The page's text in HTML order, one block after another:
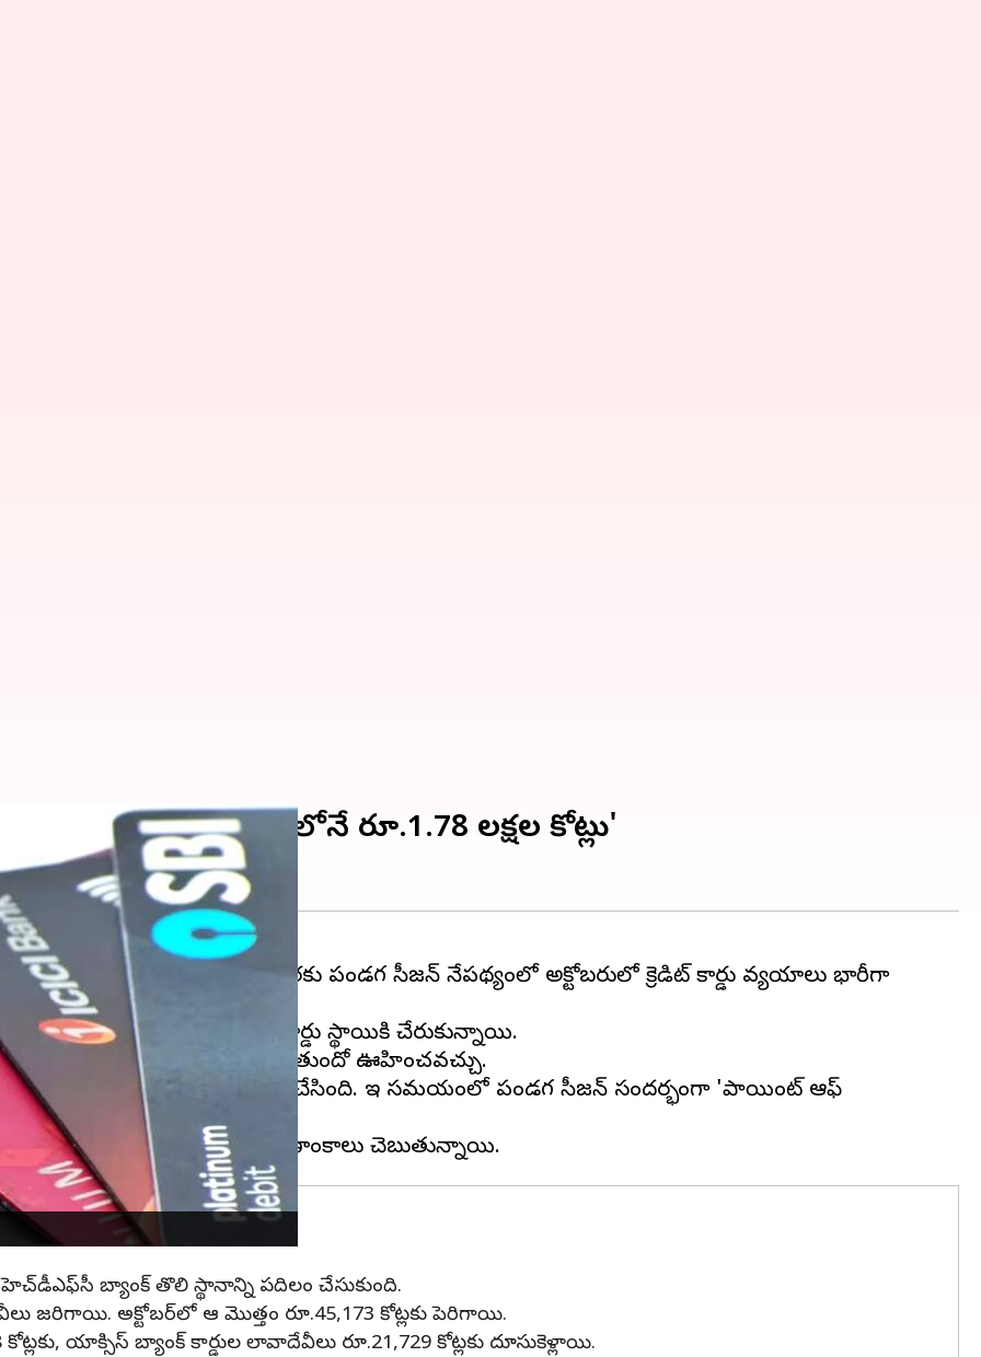
ఒక్క అక్టోబరులోనే రూ.1.78 లక్షల కోట్లు'
విపరీతంగా పెరుగుతున్నాయి. ఈ మేరకు పండగ సీజన్‌ నేపథ్యంలో అక్టోబరులో క్రెడిట్‌ కార్డు వ్యయాలు భారీగా
దేశీయంగా 2023 అక్టోబరులో రికార్డు స్థాయికి చేరుకున్నాయి.
ఖర్చు ఏ స్థాయిలో జరుగుతుందో ఊహించవచ్చు.
ఇది 25.35శాతం వృద్ధి నమోదు చేసింది. ఇదే సమయంలో పండగ సీజన్‌ సందర్భంగా 'పాయింట్‌ ఆఫ్‌
హెచ్‌డీఎఫ్‌సీ బ్యాంక్‌ తొలి స్థానాన్ని పదిలం చేసుకుంది.
జరిగాయి. అక్టోబర్‌లో ఆ మొత్తం రూ.45,173 కోట్లకు పెరిగాయి.
యాక్సిస్‌ బ్యాంక్‌ కార్డుల లావాదేవీలు రూ.21,729 కోట్లకు దూసుకెళ్లాయి.